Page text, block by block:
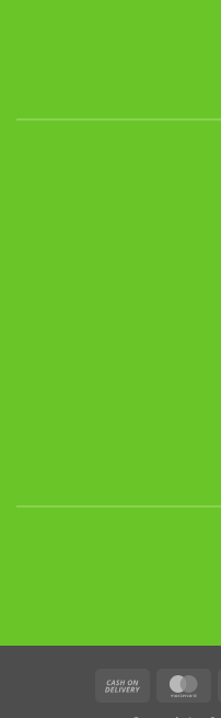
MasterCard